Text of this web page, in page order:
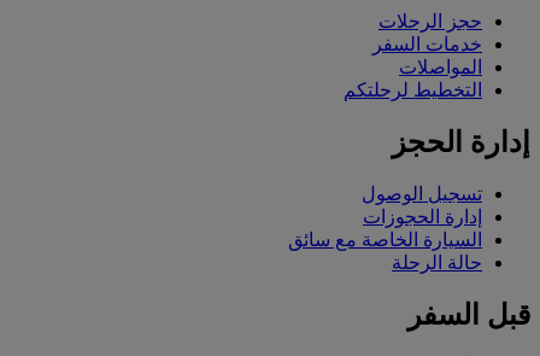
حجز الرحلات
خدمات السفر
المواصلات
التخطيط لرحلتكم
إدارة الحجز
تسجيل الوصول
إدارة الحجوزات
السيارة الخاصة مع سائق
حالة الرحلة
قبل السفر